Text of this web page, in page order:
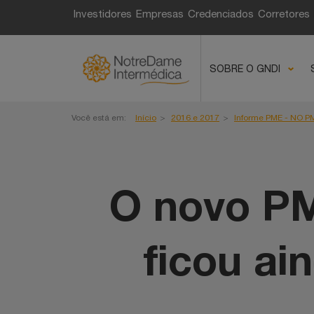
Investidores Empresas Credenciados Corretores
SOBRE O GNDI
Você está em: Início 2016 e 2017 Informe PME - NO
Fique por dentro de
e você, corretor!
O novo
ficou